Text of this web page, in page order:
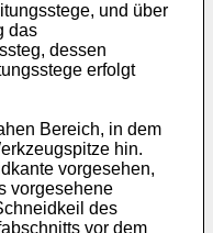
und über
das
dessen
erfolgt
Bereich, in dem
hin.
vorgesehen,
vorgesehene
des
vor dem